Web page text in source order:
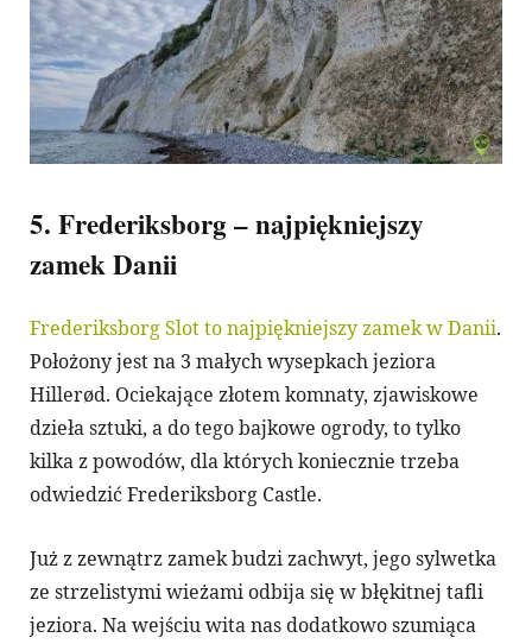
5. Frederiksborg – najpiękniejszy
zamek Danii
Frederiksborg Slot to najpiękniejszy zamek w Danii.
Położony jest na 3 małych wysepkach jeziora
Hillerød. Ociekające złotem komnaty, zjawiskowe
dzieła sztuki, a do tego bajkowe ogrody, to tylko
kilka z powodów, dla których koniecznie trzeba
odwiedzić Frederiksborg Castle.
Już z zewnątrz zamek budzi zachwyt, jego sylwetka
ze strzelistymi wieżami odbija się w błękitnej tafli
jeziora. Na wejściu wita nas dodatkowo szumiąca